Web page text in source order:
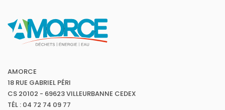
AMORCE
18 RUE GABRIEL PÉRI
CS 20102 - 69623 VILLEURBANNE CEDEX
TÉL : 04 72 74 09 77